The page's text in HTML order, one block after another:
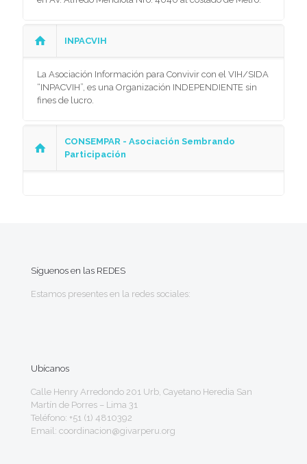
INPACVIH
La Asociación Información para Convivir con el VIH/SIDA
“INPACVIH”, es una Organización INDEPENDIENTE sin
fines de lucro.
CONSEMPAR - Asociación Sembrando
Participación
Síguenos en las REDES
Estamos presentes en la redes sociales:
Ubícanos
Calle Henry Arredondo 201 Urb, Cayetano Heredia San
Martín de Porres – Lima 31
Teléfono: +51 (1) 4810392
Email: coordinacion@givarperu.org